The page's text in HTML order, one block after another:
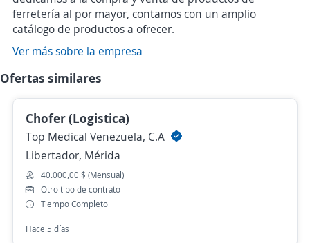
ferretería al por mayor, contamos con un amplio
catálogo de productos a ofrecer.
Ver más sobre la empresa
Ofertas similares
Chofer (Logistica)
Top Medical Venezuela, C.A
Libertador, Mérida
40.000,00 $ (Mensual)
Otro tipo de contrato
Tiempo Completo
Hace 5 días